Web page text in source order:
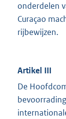
onderdelen
Curaçao
rijbewijzen.
Artikel III
De